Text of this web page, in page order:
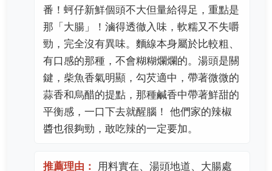
番！蚵仔新鮮個頭不大但量給得足，重點是
那「大腸」！滷得透徹入味，軟糯又不失嚼
勁，完全沒有異味。麵線本身屬於比較粗、
有口感的那種，不會糊糊爛爛的。湯頭是關
鍵，柴魚香氣明顯，勾芡適中，帶著微微的
蒜香和烏醋的提點，那種鹹香中帶著鮮甜的
平衡感，一口下去就醒腦！ 他們家的辣椒
醬也很夠勁，敢吃辣的一定要加。
推薦理由： 用料實在、湯頭地道、大腸處